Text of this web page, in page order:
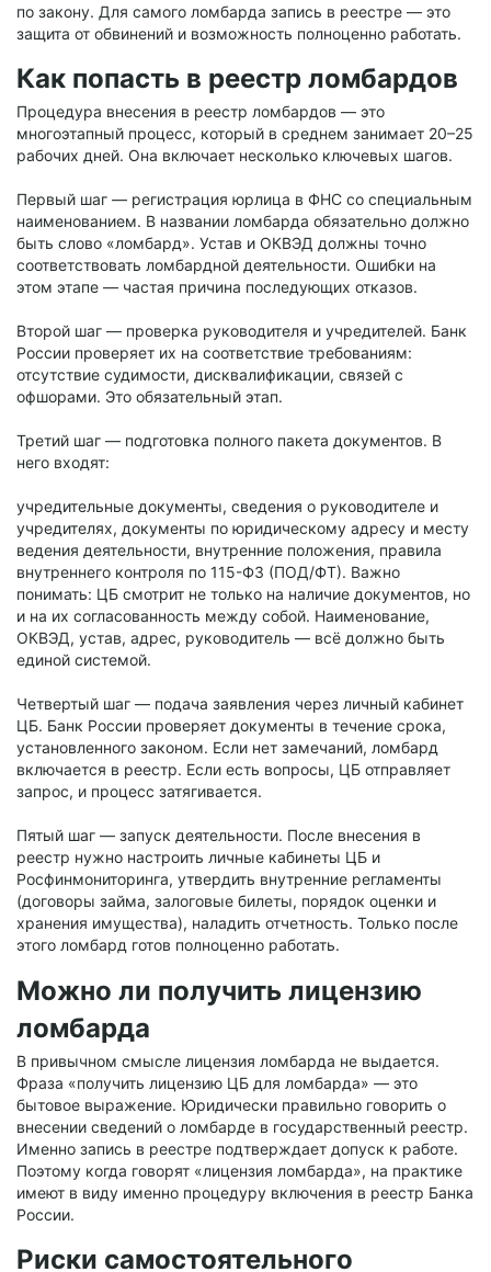
по закону. Для самого ломбарда запись в реестре — это
защита от обвинений и возможность полноценно работать.
Как попасть в реестр ломбардов
Процедура внесения в реестр ломбардов — это
многоэтапный процесс, который в среднем занимает 20–25
рабочих дней. Она включает несколько ключевых шагов.
Первый шаг — регистрация юрлица в ФНС со специальным
наименованием. В названии ломбарда обязательно должно
быть слово «ломбард». Устав и ОКВЭД должны точно
соответствовать ломбардной деятельности. Ошибки на
этом этапе — частая причина последующих отказов.
Второй шаг — проверка руководителя и учредителей. Банк
России проверяет их на соответствие требованиям:
отсутствие судимости, дисквалификации, связей с
офшорами. Это обязательный этап.
Третий шаг — подготовка полного пакета документов. В
него входят:
учредительные документы, сведения о руководителе и
учредителях, документы по юридическому адресу и месту
ведения деятельности, внутренние положения, правила
внутреннего контроля по 115-ФЗ (ПОД/ФТ). Важно
понимать: ЦБ смотрит не только на наличие документов, но
и на их согласованность между собой. Наименование,
ОКВЭД, устав, адрес, руководитель — всё должно быть
единой системой.
Четвертый шаг — подача заявления через личный кабинет
ЦБ. Банк России проверяет документы в течение срока,
установленного законом. Если нет замечаний, ломбард
включается в реестр. Если есть вопросы, ЦБ отправляет
запрос, и процесс затягивается.
Пятый шаг — запуск деятельности. После внесения в
реестр нужно настроить личные кабинеты ЦБ и
Росфинмониторинга, утвердить внутренние регламенты
(договоры займа, залоговые билеты, порядок оценки и
хранения имущества), наладить отчетность. Только после
этого ломбард готов полноценно работать.
Можно ли получить лицензию
ломбарда
В привычном смысле лицензия ломбарда не выдается.
Фраза «получить лицензию ЦБ для ломбарда» — это
бытовое выражение. Юридически правильно говорить о
внесении сведений о ломбарде в государственный реестр.
Именно запись в реестре подтверждает допуск к работе.
Поэтому когда говорят «лицензия ломбарда», на практике
имеют в виду именно процедуру включения в реестр Банка
России.
Риски самостоятельного